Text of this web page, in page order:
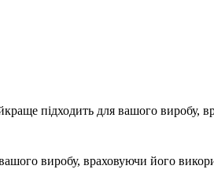
підходить для вашого виробу,
виробу, враховуючи його